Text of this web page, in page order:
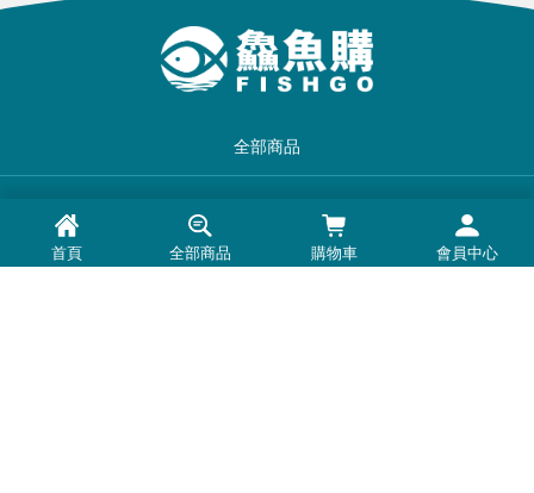
全部商品
最新消息
首頁 全部商品 購物車 會員中心